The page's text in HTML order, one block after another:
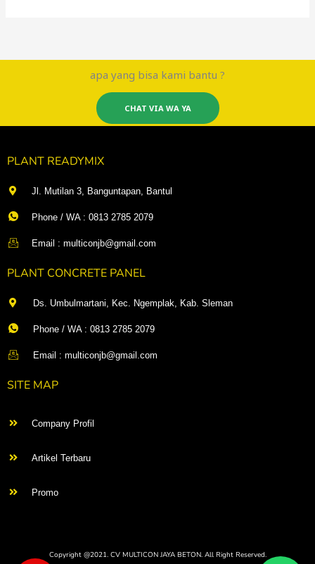
apa yang bisa kami bantu ?
CHAT VIA WA YA
PLANT READYMIX
Jl. Mutilan 3, Banguntapan, Bantul
Phone / WA : 0813 2785 2079
Email : multiconjb@gmail.com
PLANT CONCRETE PANEL
Ds. Umbulmartani, Kec. Ngemplak, Kab. Sleman
Phone / WA : 0813 2785 2079
Email : multiconjb@gmail.com
SITE MAP
Company Profil
Artikel Terbaru
Promo
Copyright @2021. CV MULTICON JAYA BETON. All Right Reserved.